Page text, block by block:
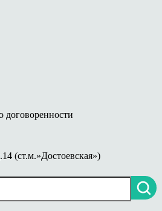
договоренности
(ст.м.»Достоевская»)